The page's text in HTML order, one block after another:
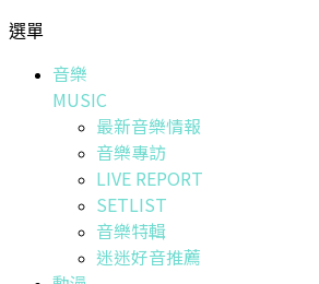
選單
音樂
MUSIC
最新音樂情報
音樂專訪
LIVE REPORT
SETLIST
音樂特輯
迷迷好音推薦